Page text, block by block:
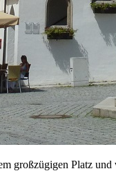
großzügigen Platz